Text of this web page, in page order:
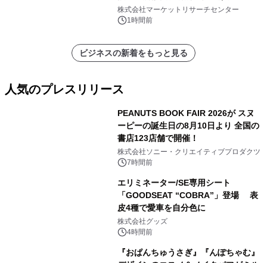
メント、その他）・分析レポートを発
表
株式会社マーケットリサーチセンター
1時間前
ビジネスの新着をもっと見る
人気のプレスリリース
PEANUTS BOOK FAIR 2026が スヌ
ーピーの誕生日の8月10日より 全国の
書店123店舗で開催！
株式会社ソニー・クリエイティブプロダクツ
7時間前
エリミネーター/SE専用シート
「GOODSEAT “COBRA”」登場 表
皮4種で愛車を自分色に
株式会社グッズ
4時間前
『おぱんちゅうさぎ』『んぽちゃむ』